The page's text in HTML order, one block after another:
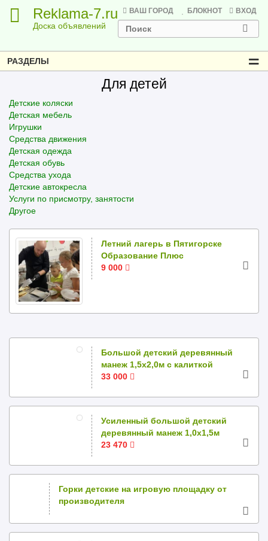
Reklama-7.ru
Доска объявлений
ВАШ ГОРОД БЛОКНОТ ВХОД
РАЗДЕЛЫ
Для детей
Детские коляски
Детская мебель
Игрушки
Средства движения
Детская одежда
Детская обувь
Средства ухода
Детские автокресла
Услуги по присмотру, занятости
Другое
Летний лагерь в Пятигорске
Образование Плюс
9 000
Большой детский деревянный
манеж 1,5х2,0м с калиткой
33 000
Усиленный большой детский
деревянный манеж 1,0х1,5м
23 470
Горки детские на игровую площадку от
производителя